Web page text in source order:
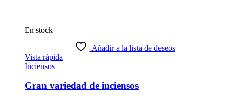
En stock
Añadir a la lista de deseos
Vista rápida
Inciensos
Gran variedad de inciensos